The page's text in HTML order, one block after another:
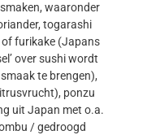
waaronder
togarashi
furikake (Japans
over sushi wordt
te brengen),
ponzu
uit Japan met o.a.
/ gedroogd